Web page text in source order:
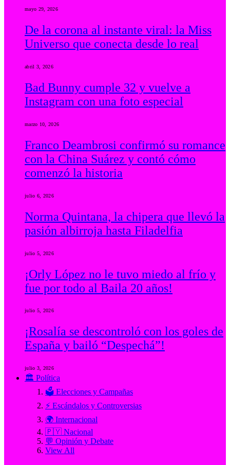
mayo 29, 2026
De la corona al instante viral: la Miss
Universo que conecta desde lo real
abril 3, 2026
Bad Bunny cumple 32 y vuelve a
Instagram con una foto especial
marzo 10, 2026
Franco Deambrosi confirmó su romance
con la China Suárez y contó cómo
comenzó la historia
julio 6, 2026
Norma Quintana, la chipera que llevó la
pasión albirroja hasta Filadelfia
julio 5, 2026
¡Orly López no le tuvo miedo al frío y
fue por todo al Baila 20 años!
julio 5, 2026
¡Rosalía se descontroló con los goles de
España y bailó “Despechá”!
julio 3, 2026
🏛️ Política
🗳️ Elecciones y Campañas
⚡ Escándalos y Controversias
🌍 Internacional
🇵🇾 Nacional
💬 Opinión y Debate
View All